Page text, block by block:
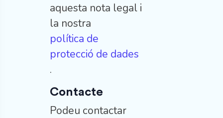
aquesta nota legal i
la nostra
política de
protecció de dades
.
Contacte
Podeu contactar